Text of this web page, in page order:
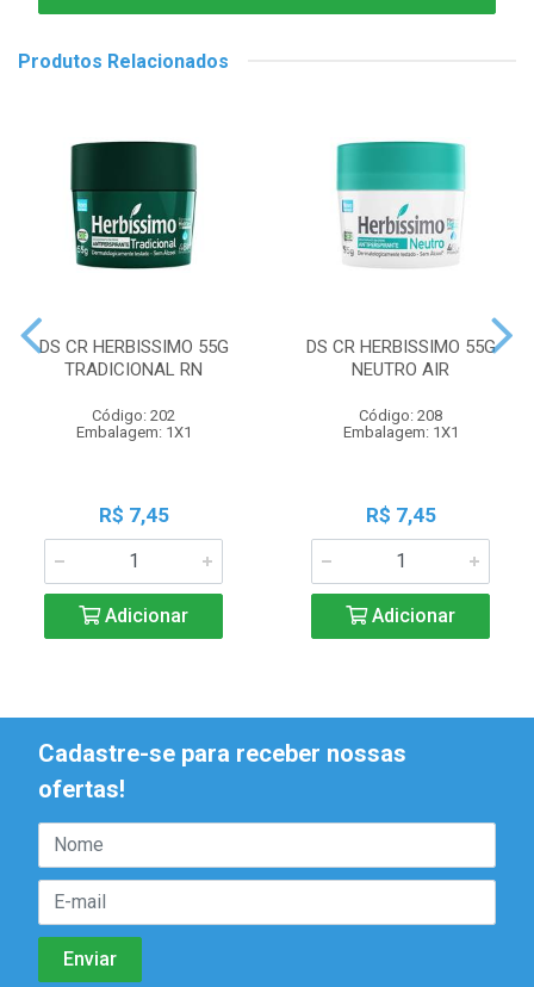
Produtos Relacionados
DS CR HERBISSIMO 55G
TRADICIONAL RN
Código: 202
Embalagem: 1X1
R$ 7,45
Adicionar
DS CR HERBISSIMO 55G
NEUTRO AIR
Código: 208
Embalagem: 1X1
R$ 7,45
Adicionar
Cadastre-se para receber nossas
ofertas!